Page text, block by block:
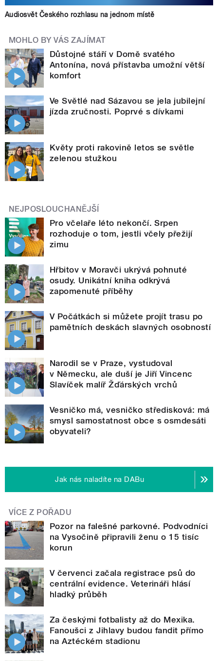
Audiosvět Českého rozhlasu na jednom místě
MOHLO BY VÁS ZAJÍMAT
Důstojné stáří v Domě svatého
Antonína, nová přístavba umožní větší
komfort
Ve Světlé nad Sázavou se jela jubilejní
jízda zručnosti. Poprvé s dívkami
Květy proti rakovině letos se světle
zelenou stužkou
NEJPOSLOUCHANĚJŠÍ
Pro včelaře léto nekončí. Srpen
rozhoduje o tom, jestli včely přežijí
zimu
Hřbitov v Moravči ukrývá pohnuté
osudy. Unikátní kniha odkrývá
zapomenuté příběhy
V Počátkách si můžete projít trasu po
pamětních deskách slavných osobností
Narodil se v Praze, vystudoval
v Německu, ale duší je Jiří Vincenc
Slavíček malíř Žďárských vrchů
Vesničko má, vesničko středisková: má
smysl samostatnost obce s osmdesáti
obyvateli?
Jak nás naladíte na DABu
VÍCE Z POŘADU
Pozor na falešné parkovné. Podvodníci
na Vysočině připravili ženu o 15 tisíc
korun
V červenci začala registrace psů do
centrální evidence. Veterináři hlásí
hladký průběh
Za českými fotbalisty až do Mexika.
Fanoušci z Jihlavy budou fandit přímo
na Aztéckém stadionu